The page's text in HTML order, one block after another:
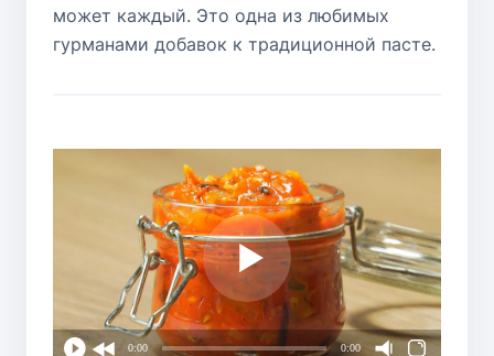
может каждый. Это одна из любимых
гурманами добавок к традиционной пасте.
0:00 0:00